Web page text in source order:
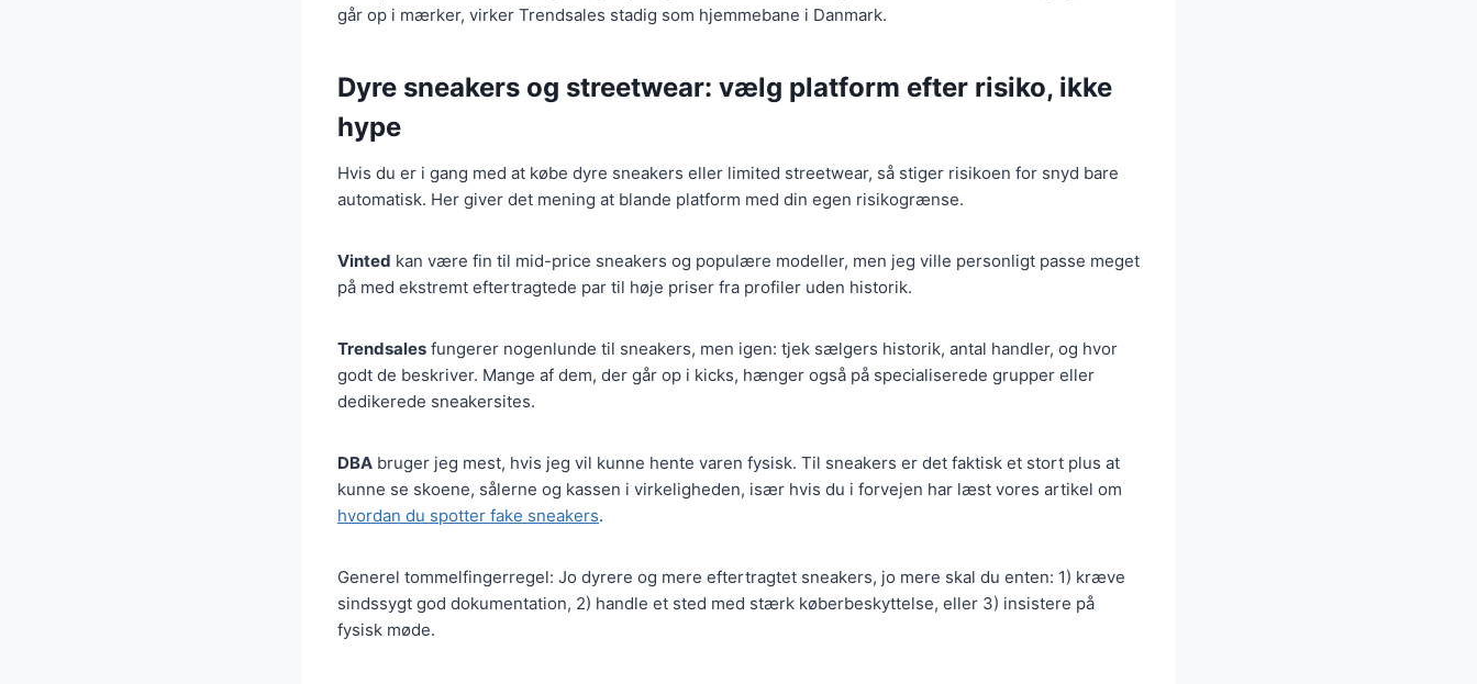
går op i mærker, virker Trendsales stadig som hjemmebane i Danmark.
Dyre sneakers og streetwear: vælg platform efter risiko, ikke
hype
Hvis du er i gang med at købe dyre sneakers eller limited streetwear, så stiger risikoen for snyd bare
automatisk. Her giver det mening at blande platform med din egen risikogrænse.
Vinted kan være fin til mid-price sneakers og populære modeller, men jeg ville personligt passe meget
på med ekstremt eftertragtede par til høje priser fra profiler uden historik.
Trendsales fungerer nogenlunde til sneakers, men igen: tjek sælgers historik, antal handler, og hvor
godt de beskriver. Mange af dem, der går op i kicks, hænger også på specialiserede grupper eller
dedikerede sneakersites.
DBA bruger jeg mest, hvis jeg vil kunne hente varen fysisk. Til sneakers er det faktisk et stort plus at
kunne se skoene, sålerne og kassen i virkeligheden, især hvis du i forvejen har læst vores artikel om
hvordan du spotter fake sneakers.
Generel tommelfingerregel: Jo dyrere og mere eftertragtet sneakers, jo mere skal du enten: 1) kræve
sindssygt god dokumentation, 2) handle et sted med stærk køberbeskyttelse, eller 3) insistere på
fysisk møde.